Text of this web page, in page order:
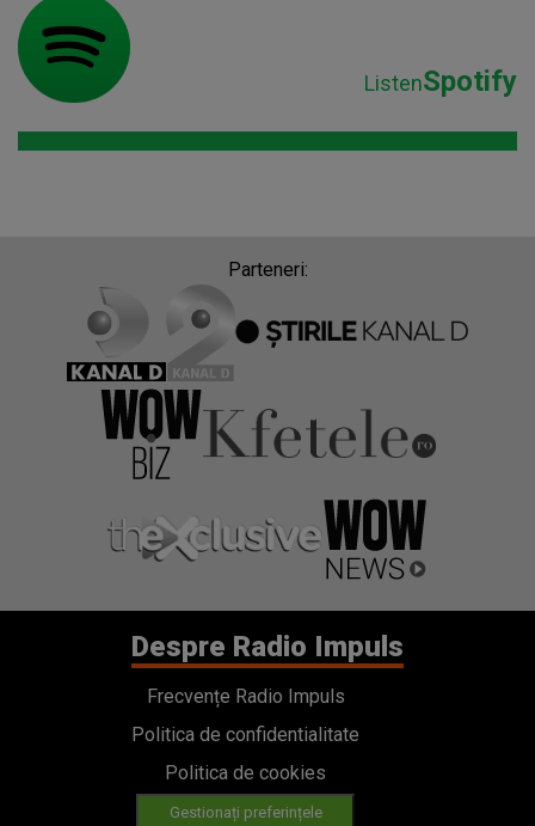
ListenSpotify
Parteneri:
Despre Radio Impuls
Frecvențe Radio Impuls
Politica de confidentialitate
Politica de cookies
Gestionați preferințele